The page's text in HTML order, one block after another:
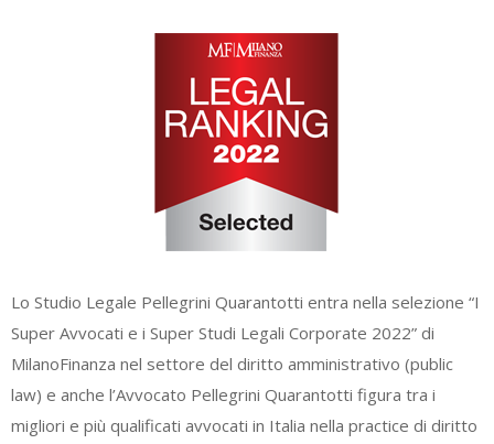
Lo Studio Legale Pellegrini Quarantotti entra nella selezione “I
Super Avvocati e i Super Studi Legali Corporate 2022” di
MilanoFinanza nel settore del diritto amministrativo (public
law) e anche l’Avvocato Pellegrini Quarantotti figura tra i
migliori e più qualificati avvocati in Italia nella practice di diritto